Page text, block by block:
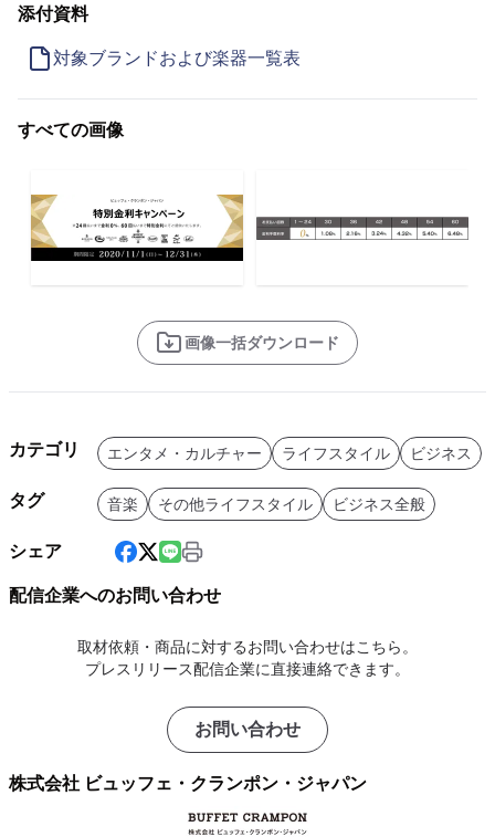
添付資料
対象ブランドおよび楽器一覧表
すべての画像
画像一括ダウンロード
カテゴリ エンタメ・カルチャー ライフスタイル ビジネス
タグ 音楽 その他ライフスタイル ビジネス全般
シェア
配信企業へのお問い合わせ
取材依頼・商品に対するお問い合わせはこちら。
プレスリリース配信企業に直接連絡できます。
お問い合わせ
株式会社 ビュッフェ・クランポン・ジャパン